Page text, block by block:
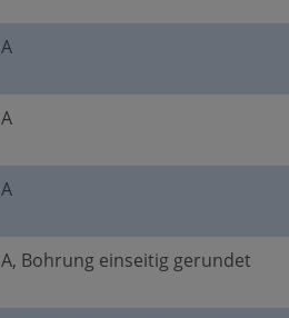
A
A
A
A, Bohrung einseitig gerundet